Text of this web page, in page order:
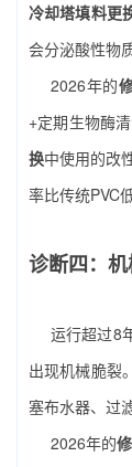
冷却塔填料更
会分泌酸性物
2026年的
+定期生物酶
换中使用的改
率比传统PVC
诊断四：
运行超过8
出现机械脆裂
塞布水器、过
2026年的